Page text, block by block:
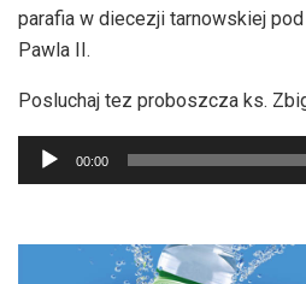
parafia w diecezji tarnowskiej
Pawla II.
Posluchaj tez proboszcza ks.
Odtwarzacz
plików
00:00